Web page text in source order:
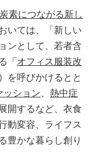
素につながる新し
いては、「新しい
ンとして、若者含
「 オフィス服装改
を呼びかけるとと
ッション
熱中症
開するなど、衣食
動変容、ライフス
豊かな暮らし創り